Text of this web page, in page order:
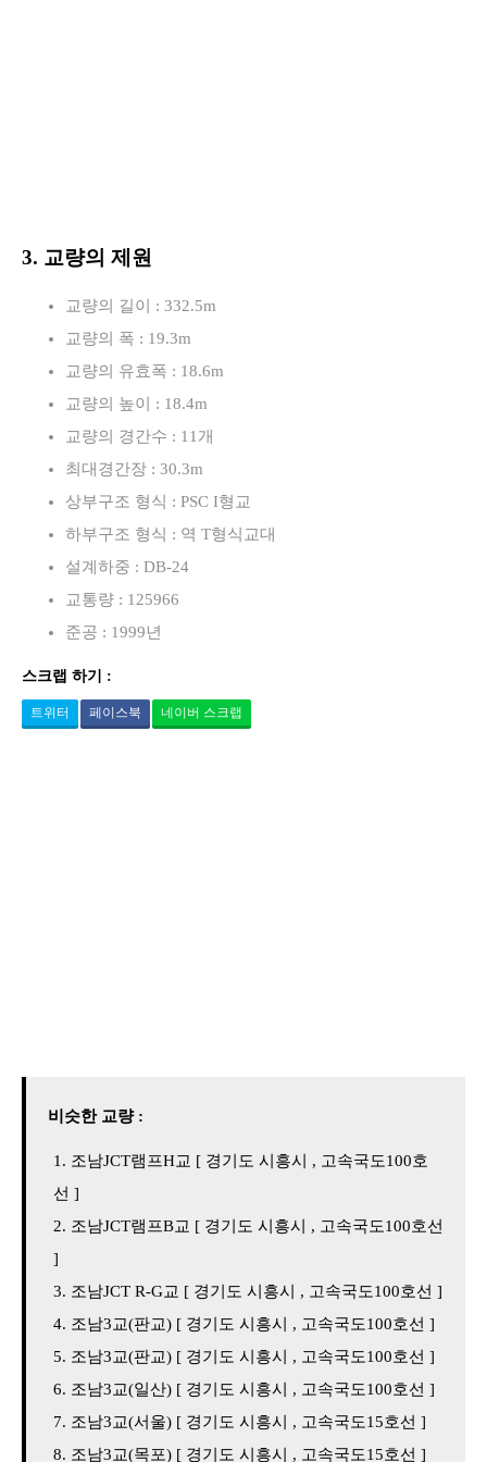
3. 교량의 제원
교량의 길이 : 332.5m
교량의 폭 : 19.3m
교량의 유효폭 : 18.6m
교량의 높이 : 18.4m
교량의 경간수 : 11개
최대경간장 : 30.3m
상부구조 형식 : PSC I형교
하부구조 형식 : 역 T형식교대
설계하중 : DB-24
교통량 : 125966
준공 : 1999년
스크랩 하기 :
트위터 페이스북 네이버 스크랩
비슷한 교량 :
조남JCT램프H교 [ 경기도 시흥시 , 고속국도100호
선 ]
조남JCT램프B교 [ 경기도 시흥시 , 고속국도100호선
]
조남JCT R-G교 [ 경기도 시흥시 , 고속국도100호선 ]
조남3교(판교) [ 경기도 시흥시 , 고속국도100호선 ]
조남3교(판교) [ 경기도 시흥시 , 고속국도100호선 ]
조남3교(일산) [ 경기도 시흥시 , 고속국도100호선 ]
조남3교(서울) [ 경기도 시흥시 , 고속국도15호선 ]
조남3교(목포) [ 경기도 시흥시 , 고속국도15호선 ]